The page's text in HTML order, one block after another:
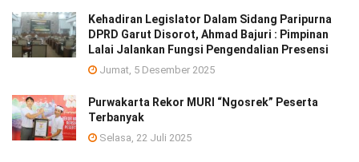
Kehadiran Legislator Dalam Sidang Paripurna
DPRD Garut Disorot, Ahmad Bajuri : Pimpinan
Lalai Jalankan Fungsi Pengendalian Presensi
Jumat, 5 Desember 2025
Purwakarta Rekor MURI “Ngosrek” Peserta
Terbanyak
Selasa, 22 Juli 2025